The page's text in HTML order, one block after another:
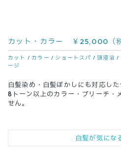
カット・カラー ￥25,000（
カット / カラー / ショートスパ / 頭浸浴 /
ージ
白髪染め・白髪ぼかしにも対応した
8トーン以上のカラー・ブリーチ・
せん。
白髪が気にな